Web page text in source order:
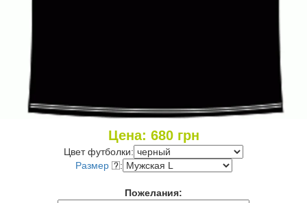
Цена: 680грн
Цвет футболки:
Размер
:
Пожелания: